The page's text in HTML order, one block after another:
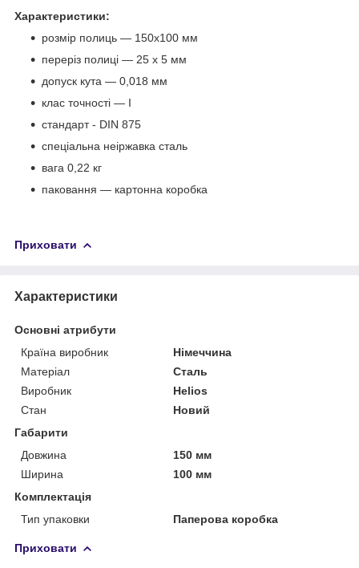
Характеристики:
розмір полиць — 150х100 мм
переріз полиці — 25 х 5 мм
допуск кута — 0,018 мм
клас точності — I
стандарт - DIN 875
спеціальна неіржавка сталь
вага 0,22 кг
паковання — картонна коробка
Приховати
Характеристики
Основні атрибути
Країна виробник
Німеччина
Матеріал
Сталь
Виробник
Helios
Стан
Новий
Габарити
Довжина
150 мм
Ширина
100 мм
Комплектація
Тип упаковки
Паперова коробка
Приховати